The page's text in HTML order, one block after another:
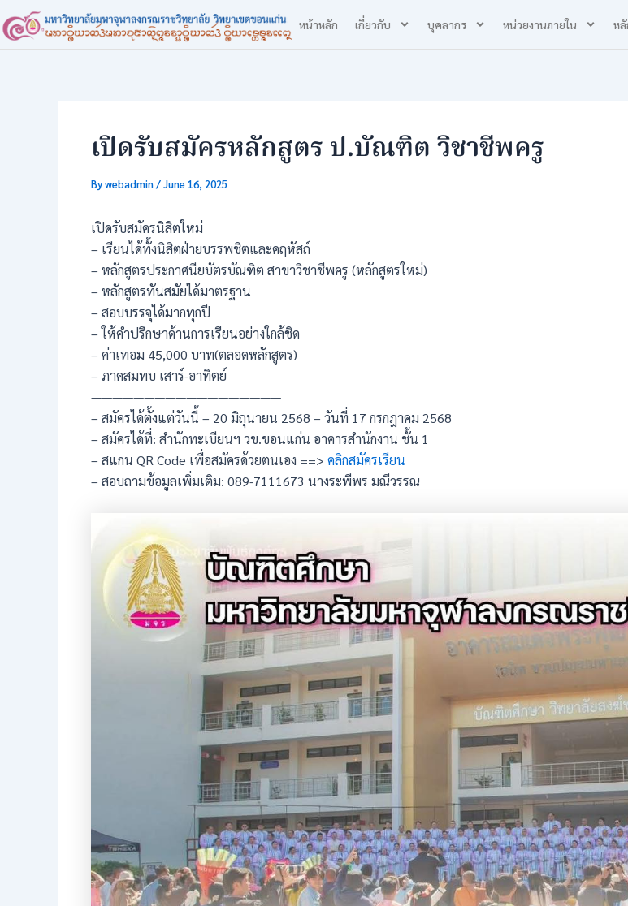
to
content
หน้าหลัก เกี่ยวกับ บุคลากร หน่วยงานภายใน ห
เปิดรับสมัครหลักสูตร ป.บัณฑิต วิชาชีพครู
Bywebadmin/June 16, 2025
เปิดรับสมัครนิสิตใหม่
– เรียนได้ทั้งนิสิตฝ่ายบรรพชิตและคฤหัสถ์
– หลักสูตรประกาศนียบัตรบัณฑิต สาขาวิชาชีพครู (หลักสูตรใหม่)
– หลักสูตรทันสมัยได้มาตรฐาน
– สอบบรรจุได้มากทุกปี
– ให้คำปรึกษาด้านการเรียนอย่างใกล้ชิด
– ค่าเทอม 45,000 บาท(ตลอดหลักสูตร)
– ภาคสมทบ เสาร์-อาทิตย์
——————————————————
– สมัครได้ตั้งแต่วันนี้ – 20 มิถุนายน 2568 – วันที่ 17 กรกฎาคม 2568
– สมัครได้ที่: สำนักทะเบียนฯ วข.ขอนแก่น อาคารสำนักงาน ชั้น 1
– สแกน QR Code เพื่อสมัครด้วยตนเอง ==> คลิกสมัครเรียน
– สอบถามข้อมูลเพิ่มเติม: 089-7111673 นางระพีพร มณีวรรณ
navigation